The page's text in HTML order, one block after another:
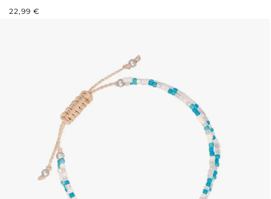
PRIX RÉGULIER :
22,99 €